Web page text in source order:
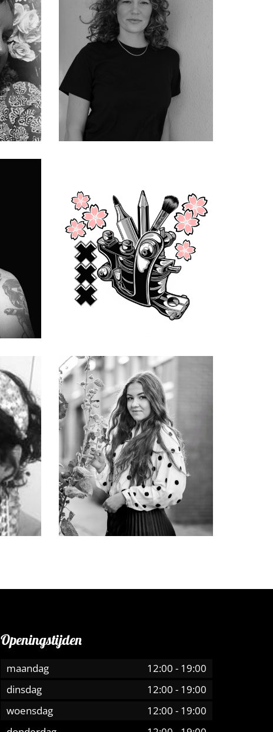
Renée
Gast-artiesten
Openingstijden
maandag 12:00 - 19:00
dinsdag
12:00 - 19:00
woensdag
12:00 - 19:00